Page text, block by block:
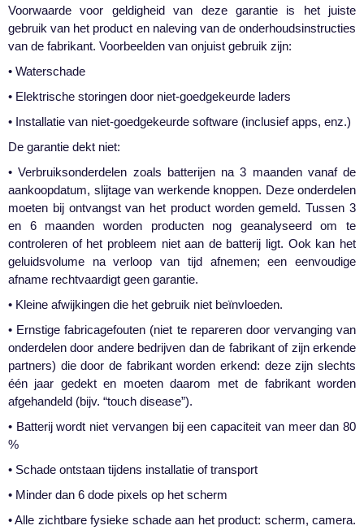
Voorwaarde voor geldigheid van deze garantie is het juiste
gebruik van het product en naleving van de onderhouds­instructies
van de fabrikant. Voorbeelden van onjuist gebruik zijn:
• Waterschade
• Elektrische storingen door niet-goedgekeurde laders
• Installatie van niet-goedgekeurde software (inclusief apps, enz.)
De garantie dekt niet:
• Verbruiks­onderdelen zoals batterijen na 3 maanden vanaf de
aankoopdatum, slijtage van werkende knoppen. Deze onderdelen
moeten bij ontvangst van het product worden gemeld. Tussen 3
en 6 maanden worden producten nog geanalyseerd om te
controleren of het probleem niet aan de batterij ligt. Ook kan het
geluidsvolume na verloop van tijd afnemen; een eenvoudige
afname rechtvaardigt geen garantie.
• Kleine afwijkingen die het gebruik niet beïnvloeden.
• Ernstige fabricagefouten (niet te repareren door vervanging van
onderdelen door andere bedrijven dan de fabrikant of zijn erkende
partners) die door de fabrikant worden erkend: deze zijn slechts
één jaar gedekt en moeten daarom met de fabrikant worden
afgehandeld (bijv. “touch disease”).
• Batterij wordt niet vervangen bij een capaciteit van meer dan 80
%
• Schade ontstaan tijdens installatie of transport
• Minder dan 6 dode pixels op het scherm
• Alle zichtbare fysieke schade aan het product: scherm, camera.